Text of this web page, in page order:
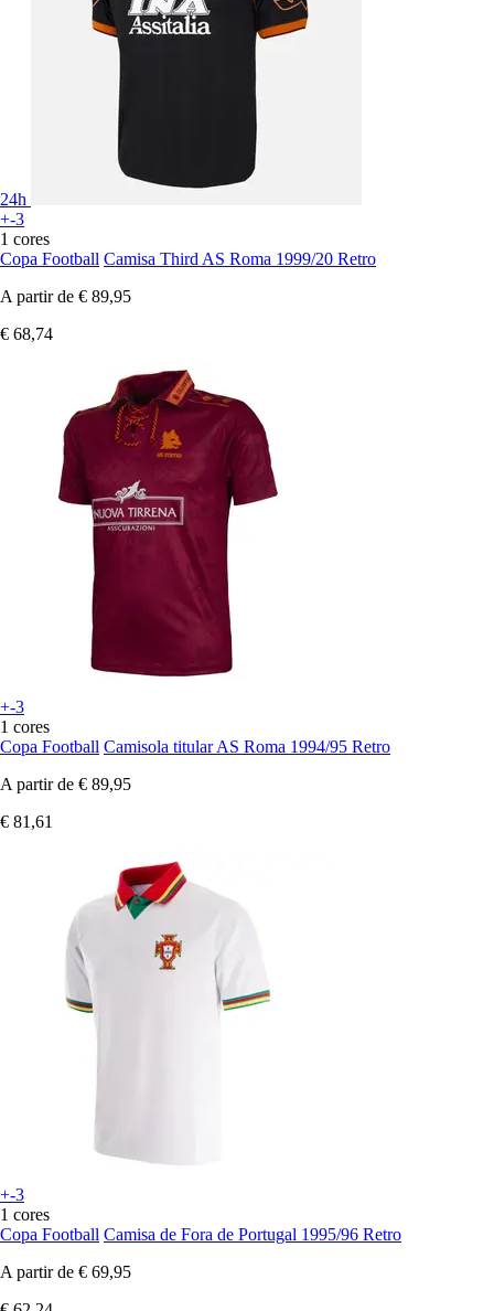
24h
+-3
1 cores
Copa Football Camisa Third AS Roma 1999/20 Retro
A partir de € 89,95
€ 68,74
+-3
1 cores
Copa Football Camisola titular AS Roma 1994/95 Retro
A partir de € 89,95
€ 81,61
+-3
1 cores
Copa Football Camisa de Fora de Portugal 1995/96 Retro
A partir de € 69,95